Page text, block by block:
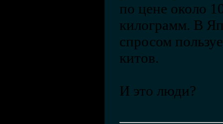
по цене около
килограмм. В
спросом
китов.
И это люди?